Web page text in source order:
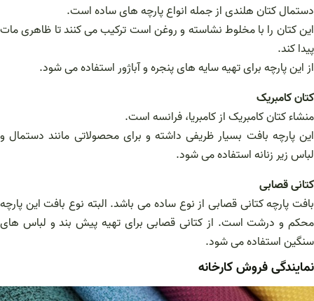
دستمال کتان هلندی از جمله انواع پارچه های ساده است.
این کتان را با مخلوط نشاسته و روغن است ترکیب می کنند تا ظاهری مات
پیدا کند.
از این پارچه برای تهیه سایه های پنجره و آباژور استفاده می شود.
کتان کامبریک
منشاء کتان کامبریک از کامبریا، فرانسه است.
این پارچه بافت بسیار ظریفی داشته و برای محصولاتی مانند دستمال و
لباس زیر زنانه استفاده می شود.
کتانی قصابی
بافت پارچه کتانی قصابی از نوع ساده می باشد. البته نوع بافت این پارچه
محکم و درشت است. از کتانی قصابی برای تهیه پیش بند و لباس های
سنگین استفاده می شود.
نمایندگی فروش کارخانه